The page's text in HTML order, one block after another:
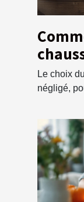
Le choix
négligé,